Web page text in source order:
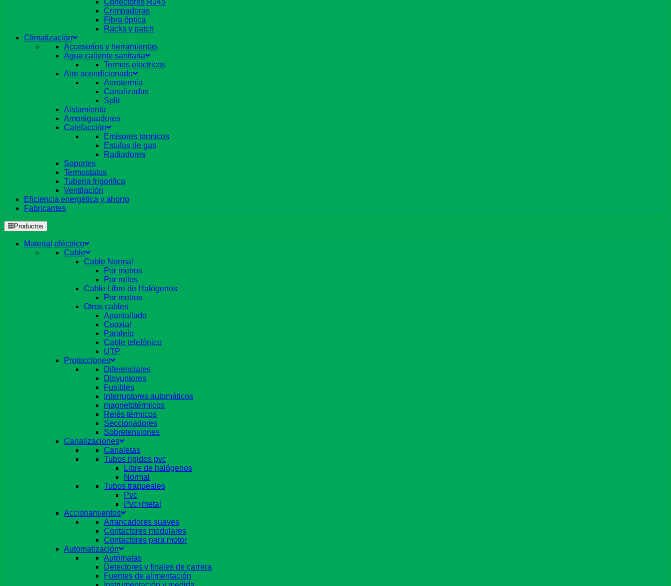
Conectores RJ45
Crimpadoras
Fibra óptica
Racks y patch
Climatización
Accesorios y herramientas
Agua caliente sanitaria
Termos electricos
Aire acondicionado
Aerotermia
Canalizadas
Split
Aislamiento
Amortiguadores
Calefacción
Emisores termicos
Estufas de gas
Radiadores
Soportes
Termostatos
Tuberia frigorifica
Ventilación
Eficiencia energética y ahorro
Fabricantes
Productos
Material eléctrico
Cable
Cable Normal
Por metros
Por rollos
Cable Libre de Halógenos
Por metros
Otros cables
Apantallado
Coaxial
Paralelo
Cable telefónico
UTP
Protecciones
Diferenciales
Disyuntores
Fusibles
Interruptores automáticos
magnetotérmicos
Relés térmicos
Seccionadores
Sobretensiones
Canalizaciones
Canaletas
Tubos rigidos pvc
Libre de halógenos
Normal
Tubos traqueales
Pvc
Pvc+metal
Accionamientos
Arrancadores suaves
Contactores modulares
Contactores para motor
Automatización
Autómatas
Detectores y finales de carrera
Fuentes de alimentación